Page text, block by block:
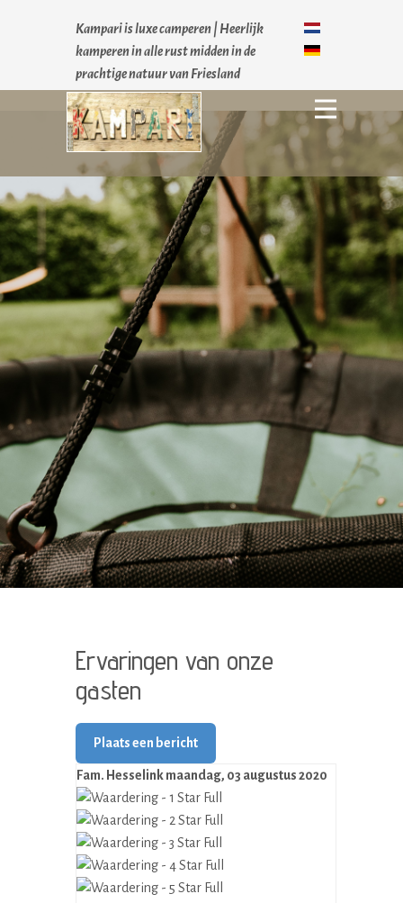
Kampari is luxe camperen | Heerlijk
kamperen in alle rust midden in de
prachtige natuur van Friesland
Home
Accomodaties
Waarom Kampari
Ervaringen
Contact
Ervaringen van onze
gasten
Plaats een bericht
Fam. Hesselinkmaandag, 03 augustus 2020